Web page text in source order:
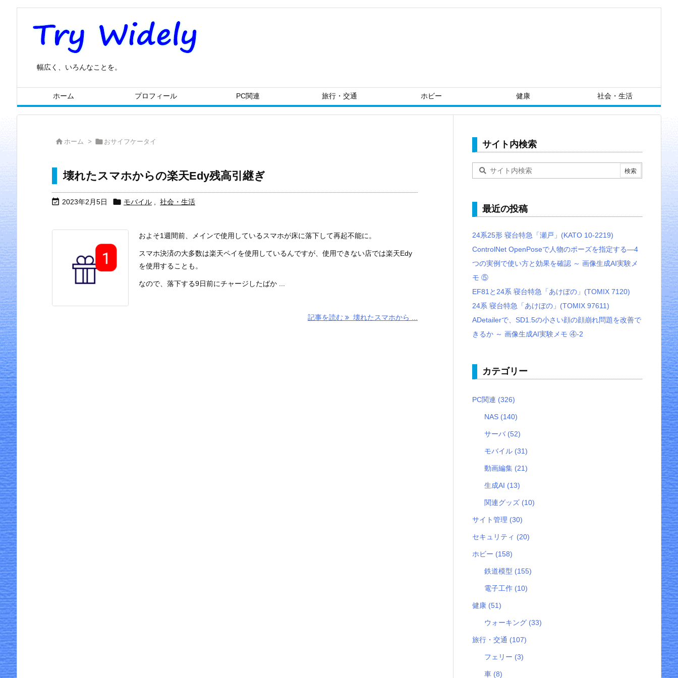
幅広く、いろんなことを。
ホーム プロフィール PC関連 旅行・交通 ホビー 健康 社会・生活
 ホーム >  おサイフケータイ
壊れたスマホからの楽天Edy残高引継ぎ
 2023年2月5日  モバイル 社会・生活
およそ1週間前、メインで使用しているスマホが床に落下して再起不能に。
スマホ決済の大多数は楽天ペイを使用しているんですが、使用できない店では楽天Edy
を使用することも。
なので、落下する9日前にチャージしたばか ...
記事を読む 壊れたスマホから ...
サイト内検索
最近の投稿
24系25形 寝台特急「瀬戸」(KATO 10-2219)
ControlNet OpenPoseで人物のポーズを指定する―4
つの実例で使い方と効果を確認 ～ 画像生成AI実験メ
モ ⑤
EF81と24系 寝台特急「あけぼの」(TOMIX 7120)
24系 寝台特急「あけぼの」(TOMIX 97611)
ADetailerで、SD1.5の小さい顔の顔崩れ問題を改善で
きるか ～ 画像生成AI実験メモ ④-2
カテゴリー
PC関連 (326)
NAS (140)
サーバ (52)
モバイル (31)
動画編集 (21)
生成AI (13)
関連グッズ (10)
サイト管理 (30)
セキュリティ (20)
ホビー (158)
鉄道模型 (155)
電子工作 (10)
健康 (51)
ウォーキング (33)
旅行・交通 (107)
フェリー (3)
車 (8)